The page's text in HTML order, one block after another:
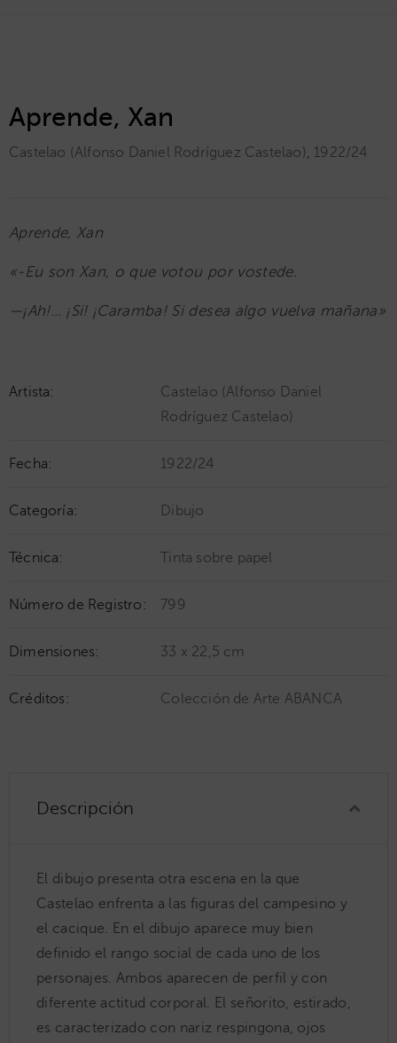
Aprende, Xan
Castelao (Alfonso Daniel Rodríguez Castelao), 1922/24
Aprende, Xan
«-Eu son Xan, o que votou por vostede.
—¡Ah!… ¡Si! ¡Caramba! Si desea algo vuelva mañana»
Artista:
Castelao (Alfonso Daniel
Rodríguez Castelao)
Fecha: 1922/24
Categoría: Dibujo
Técnica: Tinta sobre papel
Número de Registro: 799
Dimensiones: 33 x 22,5 cm
Créditos: Colección de Arte ABANCA
Descripción
El dibujo presenta otra escena en la que
Castelao enfrenta a las figuras del campesino y
el cacique. En el dibujo aparece muy bien
definido el rango social de cada uno de los
personajes. Ambos aparecen de perfil y con
diferente actitud corporal. El señorito, estirado,
es caracterizado con nariz respingona, ojos